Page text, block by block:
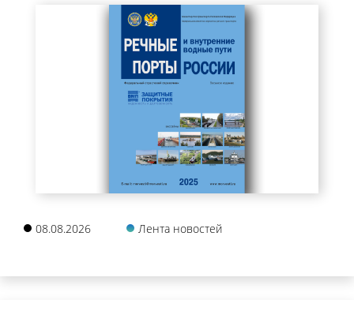
08.08.2026 Лента новостей